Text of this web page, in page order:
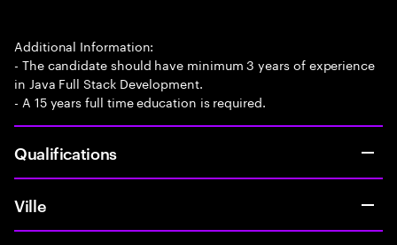
Additional Information:
- The candidate should have minimum 3 years of experience
in Java Full Stack Development.
- A 15 years full time education is required.
Qualifications
Ville